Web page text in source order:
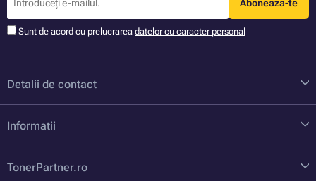
Aboneaza-te
Sunt de acord cu prelucrarea datelor cu caracter personal
Detalii de contact
Informatii
TonerPartner.ro